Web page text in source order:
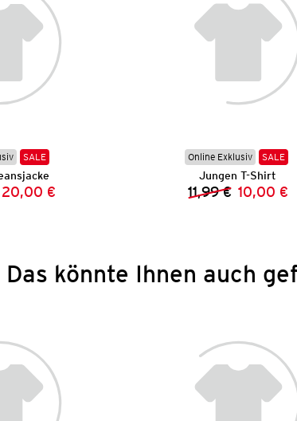
SALE
Preis:
Preis:
20,00 €
Online Exklusiv SALE
Jungen T-Shirt
11,99 € Neuer
10,00 €
Das könnte Ihnen auch